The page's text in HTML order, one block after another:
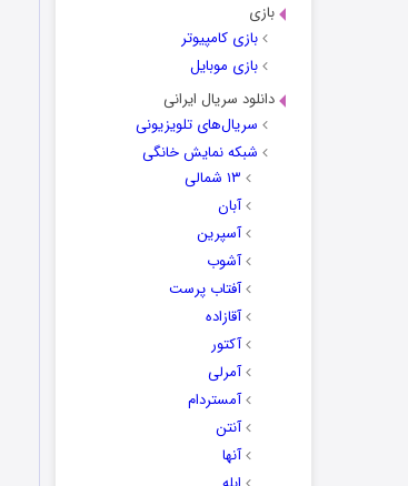
بازی
بازی کامپیوتر
بازی موبایل
دانلود سریال ایرانی
سریال‌های تلویزیونی
شبکه نمایش خانگی
۱۳ شمالی
آبان
آسپرین
آشوب
آفتاب پرست
آقازاده
آکتور
آمرلی
آمستردام
آنتن
آنها